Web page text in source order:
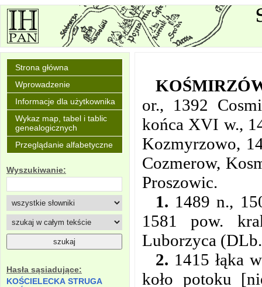
Strona główna
Wprowadzenie
Informacje dla użytkownika
Wykaz map, tabel i tablic
genealogicznych
Przeglądanie alfabetyczne
Wyszukiwanie:
Hasła sąsiadujące:
KOŚCIELECKA STRUGA
or., 1392
końca XVI w.,
Kozmyrzowo,
Cozmerow,
Proszowic.
1. 1489 n.,
1581 pow.
Luborzyca
2. 1415 łąka
koło potoku